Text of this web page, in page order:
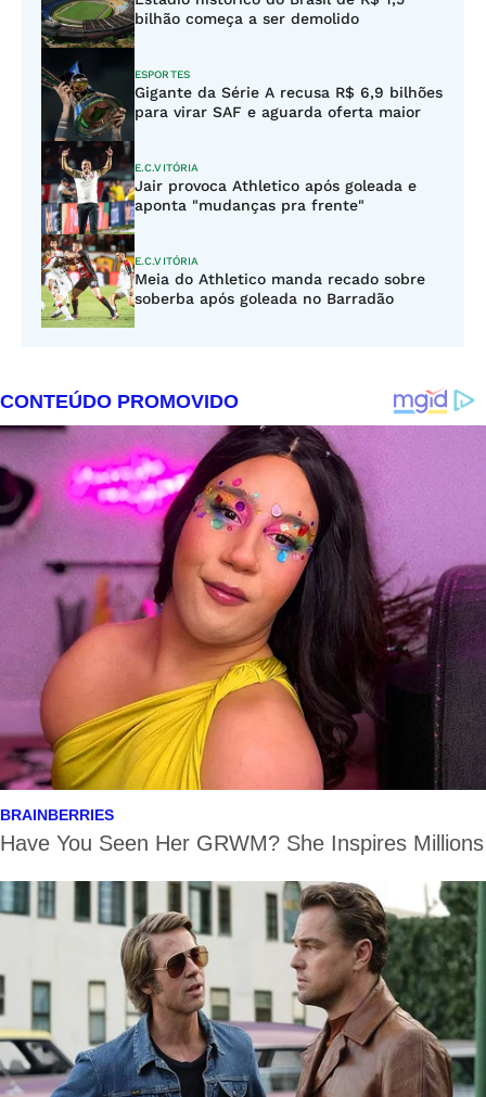
bilhão começa a ser demolido
ESPORTES
Gigante da Série A recusa R$ 6,9 bilhões
para virar SAF e aguarda oferta maior
E.C.VITÓRIA
Jair provoca Athletico após goleada e
aponta "mudanças pra frente"
E.C.VITÓRIA
Meia do Athletico manda recado sobre
soberba após goleada no Barradão